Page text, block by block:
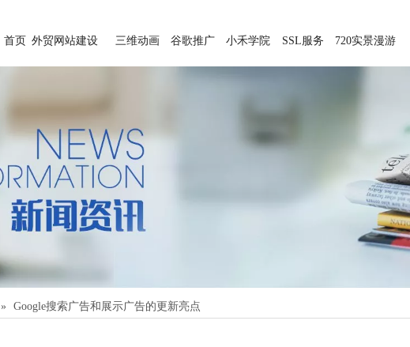
首页 外贸网站建设 三维动画 谷歌推广 小禾学院 SSL服务 720实景漫游
» Google搜索广告和展示广告的更新亮点